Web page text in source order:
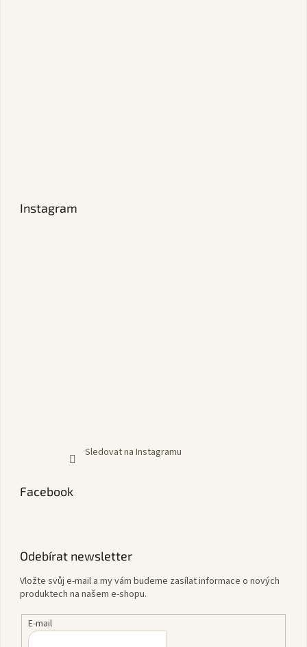
Instagram
Sledovat na Instagramu
Facebook
Odebírat newsletter
Vložte svůj e-mail a my vám budeme zasílat informace o nových
produktech na našem e-shopu.
E-mail